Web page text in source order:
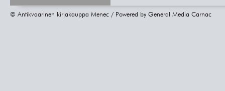
© Antikvaarinen kirjakauppa Menec / Powered by General Media Carnac